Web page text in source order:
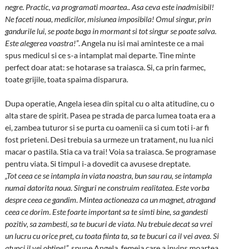
negre. Practic, va pro­gramati moar­tea.. Asa ceva este inad­misibil!
Ne faceti noua, me­dicilor, misiunea im­posibila! Omul singur, prin
gandurile lui, se poate ba­ga in mormant si tot singur se poate salva.
Este ale­gerea voastra!”. Angela nu isi mai aminteste ce a mai
spus medicul si ce s-a intamplat mai departe. Tine minte
perfect doar atat: se hotarase sa traiasca. Si, ca prin farmec,
toate grijile, toata spaima disparura.
Dupa operatie, Angela iesea din spital cu o alta ati­tudine, cu o
alta stare de spirit. Pasea pe strada de par­ca lumea toata era a
ei, zambea tuturor si se purta cu oamenii ca si cum toti i-ar fi
fost prieteni. Desi trebuia sa urmeze un tratament, nu lua nici
macar o pastila. Stia ca va trai! Voia sa traiasca. Se programase
pentru viata. Si timpul i-a dovedit ca avusese dreptate.
„Tot ceea ce se intampla in viata noastra, bun sau rau, se intampla
numai datorita noua. Singuri ne cons­truim realitatea. Este vorba
despre ceea ce gandim. Mintea actioneaza ca un magnet, atragand
ceea ce do­rim. Este foarte important sa te simti bine, sa gandesti
pozitiv, sa zambesti, sa te bucuri de viata. Nu trebuie decat sa vrei
un lucru cu orice pret, cu toata fiinta ta, sa te bucuri ca il vei avea. Si